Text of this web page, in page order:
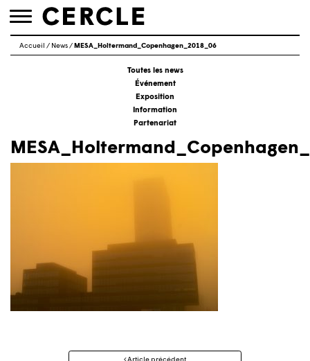
Toggle
Accueil / News/ MESA_Holtermand_Copenhagen_2018_06
Toutes les news
Événement
Exposition
Information
Partenariat
Navigation
Article précédent